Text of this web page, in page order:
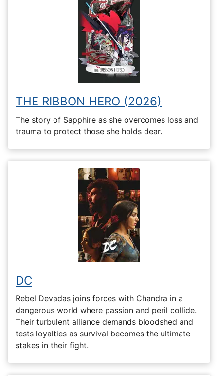
THE RIBBON HERO (2026)
The story of Sapphire as she overcomes loss and
trauma to protect those she holds dear.
DC
Rebel Devadas joins forces with Chandra in a
dangerous world where passion and peril collide.
Their turbulent alliance demands bloodshed and
tests loyalties as survival becomes the ultimate
stakes in their fight.